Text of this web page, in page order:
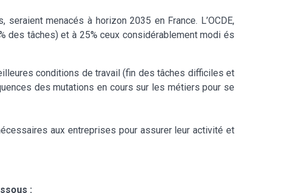
menacés à horizon 2035 en France. L’OCDE,
des tâches) et à 25% ceux considérablement modi és
conditions de travail (fin des tâches difficiles et
des mutations en cours sur les métiers pour se
aux entreprises pour assurer leur activité et
: